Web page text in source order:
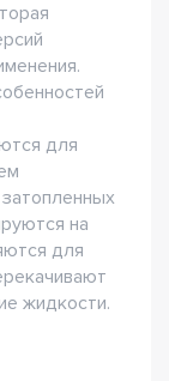
для
на
для
жидкости.